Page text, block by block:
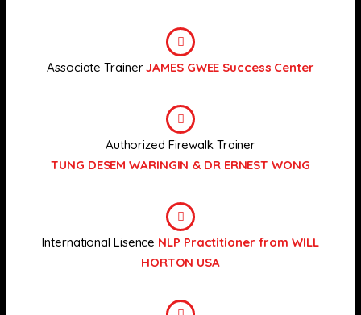
Associate TrainerJAMES GWEE Success Center
Authorized Firewalk Trainer
TUNG DESEM WARINGIN & DR ERNEST WONG
International Lisence NLP Practitioner from WILL
HORTON USA